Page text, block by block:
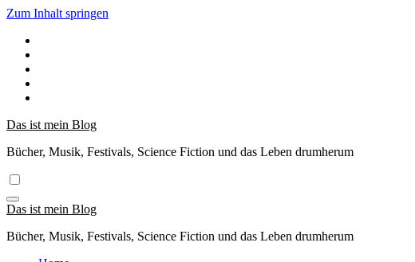
Zum Inhalt springen
Das ist mein Blog
Bücher, Musik, Festivals, Science Fiction und das Leben drumherum
Das ist mein Blog
Bücher, Musik, Festivals, Science Fiction und das Leben drumherum